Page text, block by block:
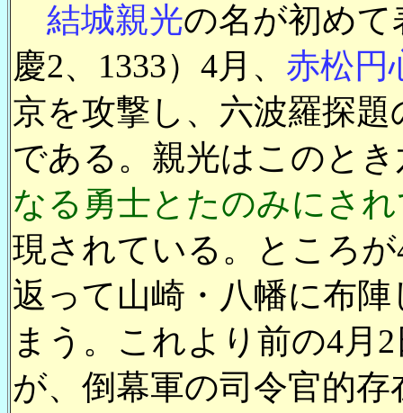
結城親光の名が初めて
慶2、1333）4月、 赤松円
京を攻撃し、六波羅探
である。親光はこのと
なる勇士とたのみにさ
現されている。ところ
返って山崎・八幡に布
まう。これより前の4月
が、倒幕軍の司令官的